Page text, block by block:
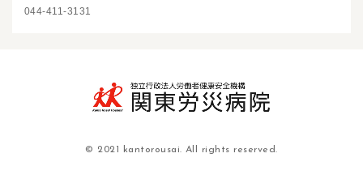
044-411-3131
© 2021 kantorousai. All rights reserved.